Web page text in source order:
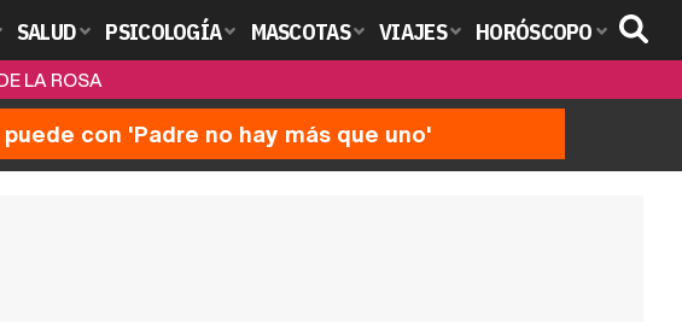
SALUD PSICOLOGÍA MASCOTAS VIAJES HORÓSCOPO
LA ROSA
con 'Padre no hay más que uno'